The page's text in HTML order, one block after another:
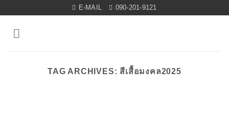
content
E-MAIL 090-201-9121
TAG ARCHIVES: สีเสื้อมงคล2025